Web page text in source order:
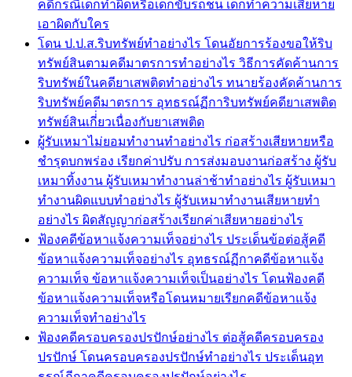
คดีกรณีเด็กทำผิดหรือเด็กขับรถชน เด็กทำความเสียหาย
เอาผิดกับใคร
โดน ป.ป.ส.ริบทรัพย์ทำอย่างไร โดนอัยการร้องขอให้ริบ
ทรัพย์สินตามคดีมาตรการทำอย่างไร วิธีการคัดค้านการ
ริบทรัพย์ในคดียาเสพติดทำอย่างไร ทนายร้องคัดค้านการ
ริบทรัพย์คดีมาตรการ อุทธรณ์ฏีการิบทรัพย์คดียาเสพติด
ทรัพย์สินเกี่่ยวเนื่องกับยาเสพติด
ผู้รับเหมาไม่ยอมทำงานทำอย่างไร ก่อสร้างเสียหายหรือ
ชำรุดบกพร่อง เรียกค่าปรับ การส่งมอบงานก่อสร้าง ผู้รับ
เหมาทิ้งงาน ผู้รับเหมาทำงานล่าช้าทำอย่างไร ผู้รับเหมา
ทำงานผิดแบบทำอย่างไร ผู้รับเหมาทำงานเสียหายทำ
อย่างไร ผิดสัญญาก่อสร้างเรียกค่าเสียหายอย่างไร
ฟ้องคดีข้อหาแจ้งความเท็จอย่างไร ประเด็นข้อต่อสู้คดี
ข้อหาแจ้งความเท็จอย่างไร อุทธรณ์ฏีกาคดีข้อหาแจ้ง
ความเท็จ ข้อหาแจ้งความเท็จเป็นอย่างไร โดนฟ้องคดี
ข้อหาแจ้งความเท็จหรือโดนหมายเรียกคดีข้อหาแจ้ง
ความเท็จทำอย่างไร
ฟ้องคดีครอบครองปรปักษ์อย่างไร ต่อสู้คดีครอบครอง
ปรปักษ์ โดนครอบครองปรปักษ์ทำอย่างไร ประเด็นอุท